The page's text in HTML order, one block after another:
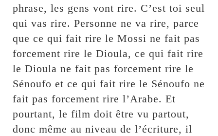
phrase, les gens vont rire. C’est toi seul
qui vas rire. Personne ne va rire, parce
que ce qui fait rire le Mossi ne fait pas
forcement rire le Dioula, ce qui fait rire
le Dioula ne fait pas forcement rire le
Sénoufo et ce qui fait rire le Sénoufo ne
fait pas forcement rire l’Arabe. Et
pourtant, le film doit être vu partout,
donc même au niveau de l’écriture, il